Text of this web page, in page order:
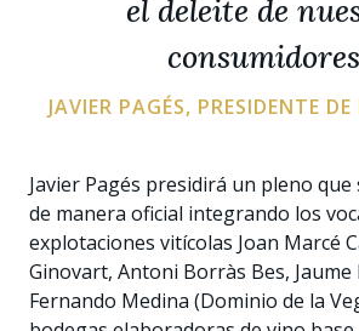
el deleite de
JAVIER PAGÉS, PRESIDENTE
Javier Pagés presidirá un pleno
de manera oficial integrando los
explotaciones vitícolas Joan Marcé
Ginovart, Antoni Borràs Bes, Jaume
Fernando Medina (Dominio de la